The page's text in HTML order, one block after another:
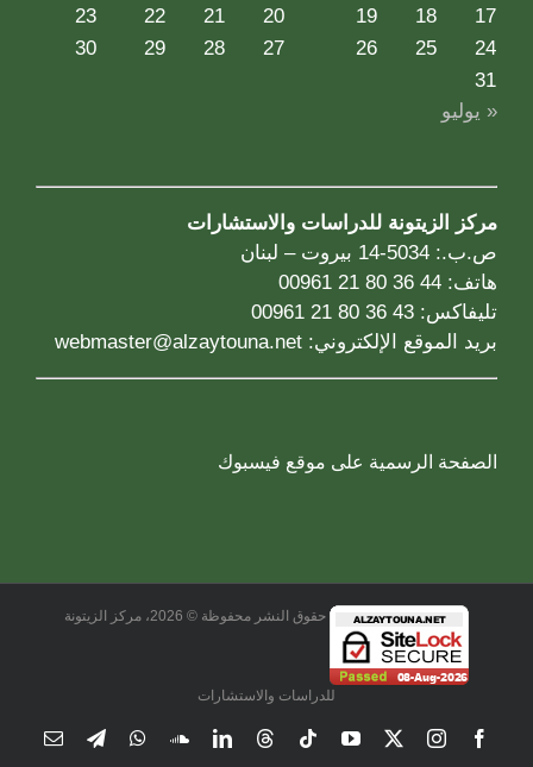
17
18
19
20
21
22
23
24
25
26
27
28
29
30
31
« يوليو
مركز الزيتونة للدراسات والاستشارات
ص.ب.: 5034-14 بيروت – لبنان
هاتف: 44 36 80 21 00961
تليفاكس: 43 36 80 21 00961
بريد الموقع الإلكتروني: webmaster@alzaytouna.net
الصفحة الرسمية على موقع فيسبوك
حقوق النشر محفوظة © 2026، مركز الزيتونة
للدراسات والاستشارات
Facebook
Instagram
X
YouTube
Tiktok
Threads
LinkedIn
SoundCloud
WhatsApp
Telegram
Email